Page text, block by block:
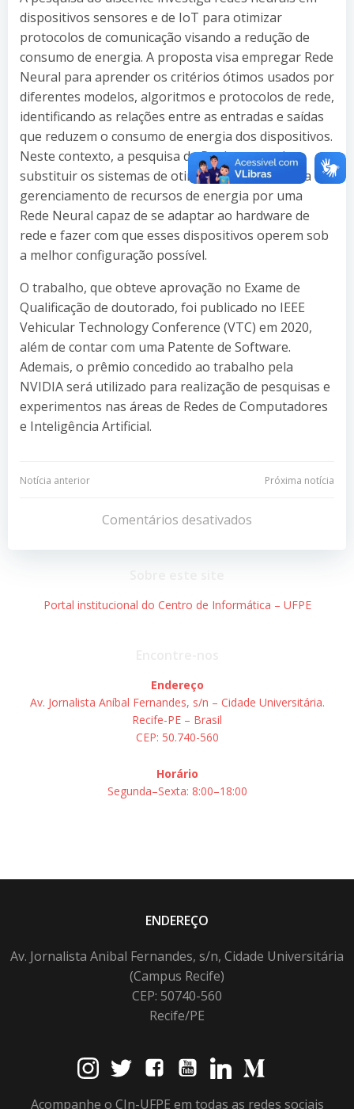
dispositivos sensores e de IoT para otimizar
protocolos de comunicação visando a redução de
consumo de energia. A proposta visa empregar Rede
Neural para aprender os critérios ótimos usados por
diferentes modelos, algoritmos e protocolos de rede,
identificando as relações entre as entradas e saídas
que reduzem o consumo de energia dos dispositivos.
Neste contexto, a pesquisa de Paulo pretende
substituir os sistemas de otimização usados para
gerenciamento de recursos de energia por uma
Rede Neural capaz de se adaptar ao hardware de
rede e fazer com que esses dispositivos operem sob
a melhor configuração possível.
O trabalho, que obteve aprovação no Exame de
Qualificação de doutorado, foi publicado no IEEE
Vehicular Technology Conference (VTC) em 2020,
além de contar com uma Patente de Software.
Ademais, o prêmio concedido ao trabalho pela
NVIDIA será utilizado para realização de pesquisas e
experimentos nas áreas de Redes de Computadores
e Inteligência Artificial.
Navegação
Post
Notícia anterior
Navegação
de
Post
Próxima notícia
Comentários desativados
Portal institucional do Centro de Informática – UFPE
Endereço
Av. Jornalista Aníbal Fernandes, s/n – Cidade Universitária.
Recife-PE – Brasil
CEP: 50.740-560
Horário
Segunda–Sexta: 8:00–18:00
ENDEREÇO
Av. Jornalista Anibal Fernandes, s/n, Cidade Universitária
(Campus Recife)
CEP: 50740-560
Recife/PE
Acompanhe o CIn-UFPE em todas as redes sociais